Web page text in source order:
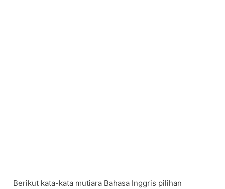
Berikut kata-kata mutiara Bahasa Inggris pilihan